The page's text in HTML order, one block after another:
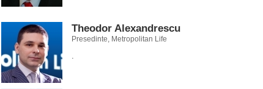
Theodor Alexandrescu
Presedinte, Metropolitan Life
.